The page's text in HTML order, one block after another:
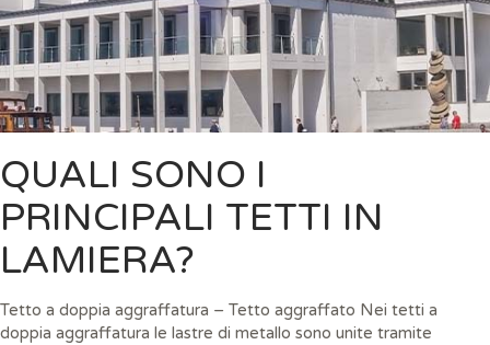
QUALI SONO I
PRINCIPALI TETTI IN
LAMIERA?
Tetto a doppia aggraffatura – Tetto aggraffato Nei tetti a
doppia aggraffatura le lastre di metallo sono unite tramite